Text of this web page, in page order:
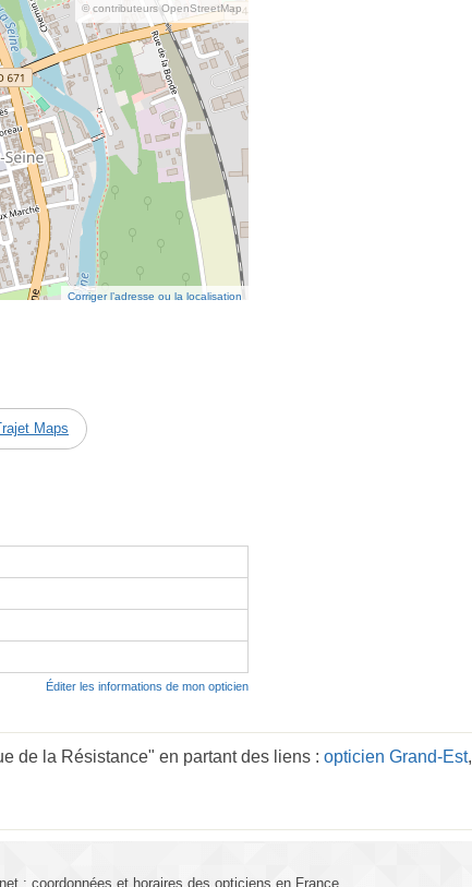
© contributeurs OpenStreetMap
Corriger l’adresse ou la localisation
Maps
Éditer les informations de mon opticien
de la Résistance" en partant des liens : opticien Grand-Est,
: coordonnées et horaires des opticiens en France